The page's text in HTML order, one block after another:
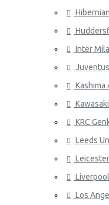
Venezuela
Wales
Hibernian
Inter
Juventus
Kashima
KRC
Leeds
Liverpool
Los